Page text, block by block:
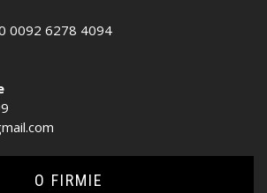
0092 6278 4094
O FIRMIE